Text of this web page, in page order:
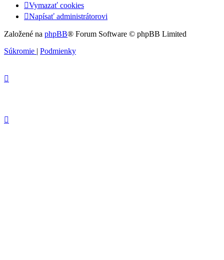
Vymazať cookies
Napísať administrátorovi
Založené na phpBB® Forum Software © phpBB Limited
Súkromie
Podmienky